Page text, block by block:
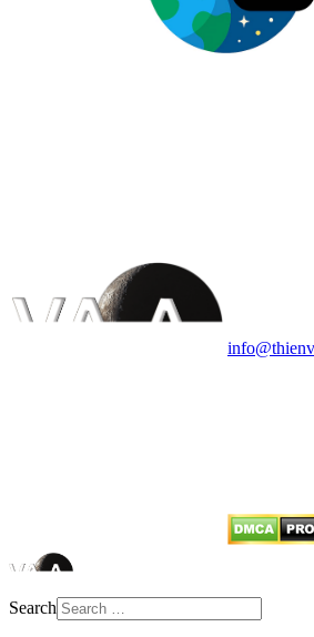
Search